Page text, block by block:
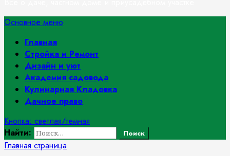
Основное меню
Главная
Стройка и Ремонт
Дизайн и уют
Академия садовода
Кулинарная Кладовка
Дачное право
Кнопка: светлая/темная
Найти:
Главная страница